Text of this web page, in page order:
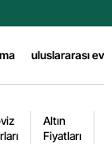
uluslararası
Altın
Fiyatları